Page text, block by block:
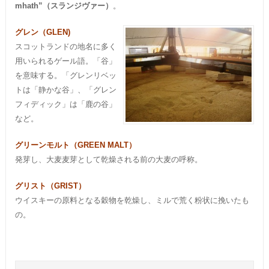
mhath”（スランジヴァー）
。
グレン（GLEN)
スコットランドの地名に多く
用いられるゲール語。「谷」
を意味する。「グレンリベッ
トは「静かな谷」、「グレン
フィディック」は「鹿の谷」
など。
グリーンモルト（GREEN MALT）
発芽し、大麦麦芽として乾燥される前の大麦の呼称。
グリスト（GRIST）
ウイスキーの原料となる穀物を乾燥し、ミルで荒く粉状に挽いたも
の。